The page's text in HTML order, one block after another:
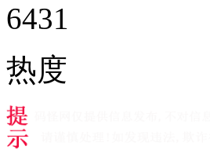
6431
热度